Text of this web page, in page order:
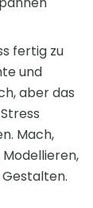
fertig zu
und
aber das
Mach,
Gestalten.